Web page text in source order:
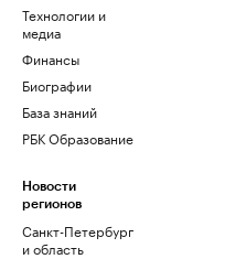
Технологии и
медиа
Финансы
Биографии
База знаний
РБК Образование
Новости
регионов
Санкт-Петербург
и область